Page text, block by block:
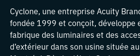
Cyclone, une entreprise Acuity
fondée 1999 et conçoit, développe
fabrique des luminaires et des
d’extérieur dans son usine située